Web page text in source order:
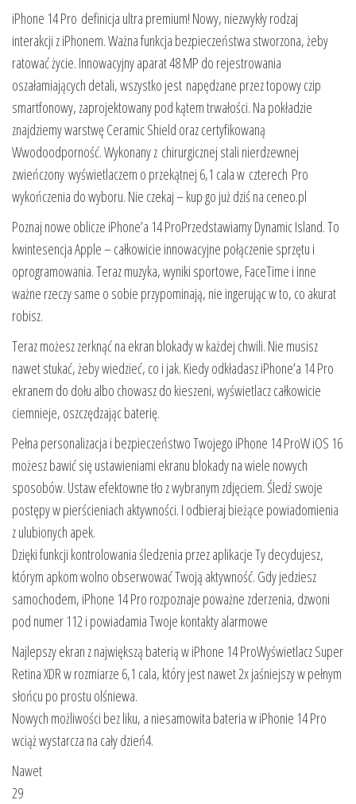
iPhone 14 Pro definicja ultra premium! Nowy, niezwykły rodzaj
interakcji z iPhonem. Ważna funkcja bezpieczeństwa stworzona, żeby
ratować życie. Innowacyjny aparat 48 MP do rejestrowania
oszałamiających detali, wszystko jest napędzane przez topowy czip
smartfonowy, zaprojektowany pod kątem trwałości. Na pokładzie
znajdziemy warstwę Ceramic Shield oraz certyfikowaną
Wwodoodporność. Wykonany z chirurgicznej stali nierdzewnej
zwieńczony wyświetlaczem o przekątnej 6,1 cala w czterech Pro
wykończenia do wyboru. Nie czekaj – kup go już dziś na ceneo.pl
Poznaj nowe oblicze iPhone’a 14 ProPrzedstawiamy Dynamic Island. To
kwintesencja Apple – całkowicie innowacyjne połączenie sprzętu i
oprogramowania. Teraz muzyka, wyniki sportowe, FaceTime i inne
ważne rzeczy same o sobie przypominają, nie ingerując w to, co akurat
robisz.
Teraz możesz zerknąć na ekran blokady w każdej chwili. Nie musisz
nawet stukać, żeby wiedzieć, co i jak. Kiedy odkładasz iPhone’a 14 Pro
ekranem do dołu albo chowasz do kieszeni, wyświetlacz całkowicie
ciemnieje, oszczędzając baterię.
Pełna personalizacja i bezpieczeństwo Twojego iPhone 14 ProW iOS 16
możesz bawić się ustawieniami ekranu blokady na wiele nowych
sposobów. Ustaw efektowne tło z wybranym zdjęciem. Śledź swoje
postępy w pierścieniach aktywności. I odbieraj bieżące powiadomienia
z ulubionych apek.
Dzięki funkcji kontrolowania śledzenia przez aplikacje Ty decydujesz,
którym apkom wolno obserwować Twoją aktywność. Gdy jedziesz
samochodem, iPhone 14 Pro rozpoznaje poważne zderzenia, dzwoni
pod numer 112 i powiadamia Twoje kontakty alarmowe
Najlepszy ekran z największą baterią w iPhone 14 ProWyświetlacz Super
Retina XDR w rozmiarze 6,1 cala, który jest nawet 2x jaśniejszy w pełnym
słońcu po prostu olśniewa.
Nowych możliwości bez liku, a niesamowita bateria w iPhonie 14 Pro
wciąż wystarcza na cały dzień4.
Nawet
29